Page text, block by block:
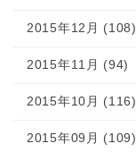
2015年12月 (108)
2015年11月 (94)
2015年10月 (116)
2015年09月 (109)